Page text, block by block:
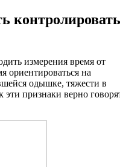
контролировать
измерения время от
ориентироваться на
одышке, тяжести в
эти признаки верно